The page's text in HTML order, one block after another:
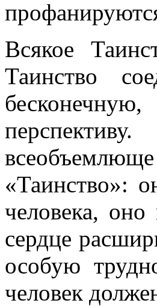
Всякое
Таинство
«Таинство»:
человека,
сердце
особую
человек